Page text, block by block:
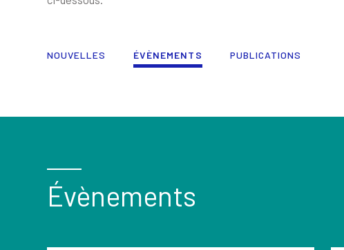
NOUVELLES ÉVÈNEMENTS PUBLICATIONS
Évènements